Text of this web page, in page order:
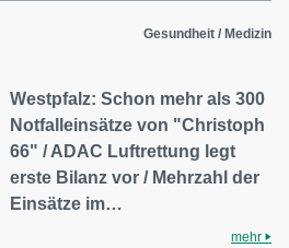
Gesundheit / Medizin
Westpfalz: Schon mehr als 300
Notfalleinsätze von "Christoph
66" / ADAC Luftrettung legt
erste Bilanz vor / Mehrzahl der
Einsätze im…
mehr